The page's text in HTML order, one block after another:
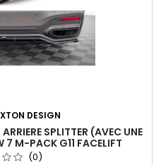
DESIGN
SPLITTER (AVEC UNE
7 M-PACK G11 FACELIFT
(0)